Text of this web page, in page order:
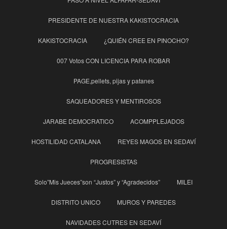
PRESIDENTE DE NUESTRA KAKISTOCRACIA
KAKISTOCRACIA ¿QUIÉN CREE EN PINOCHO?
007 Votos CON LICENCIA PARA ROBAR
PAGE,pellets, pijas y patanes
SAQUEADORES Y MENTIROSOS
JARABE DEMOCRATICO ACOMPPLEJADOS
HOSTILIDAD CATALANA REYES MAGOS EN SEDAVÍ
PROGRESISTAS
Solo”Mis Jueces”son “Justos” y “Agradecidos” MILEI
DISTRITO UNICO MUROS Y PAREDES
NAVIDADES CUTRES EN SEDAVÍ